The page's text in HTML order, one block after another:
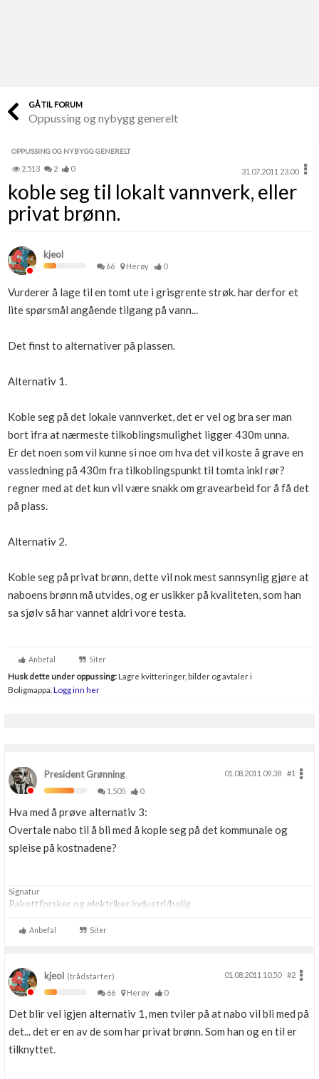
Finn håndverkere
Papirer som mangler
Skaff dokumentasjon som mangler
Se din bolig? Klikk her
Få mer ut av Boligmappa
GÅ TIL FORUM
Oppussing og nybygg generelt
OPPUSSING OG NYBYGG GENERELT
2,513 2 0 31.07.2011 23.00
koble seg til lokalt vannverk, eller
privat brønn.
kjeol
66 Herøy 0
Vurderer å lage til en tomt ute i grisgrente strøk. har derfor et
lite spørsmål angående tilgang på vann...
Det finst to alternativer på plassen.
Alternativ 1.
Koble seg på det lokale vannverket, det er vel og bra ser man
bort ifra at nærmeste tilkoblingsmulighet ligger 430m unna.
Er det noen som vil kunne si noe om hva det vil koste å grave en
vassledning på 430m fra tilkoblingspunkt til tomta inkl rør?
regner med at det kun vil være snakk om gravearbeid for å få det
på plass.
Alternativ 2.
Koble seg på privat brønn, dette vil nok mest sannsynlig gjøre at
naboens brønn må utvides, og er usikker på kvaliteten, som han
sa sjølv så har vannet aldri vore testa.
Anbefal Siter
Husk dette under oppussing:Lagre kvitteringer, bilder og avtaler i
Boligmappa. Logg inn her
President Grønning 01.08.2011 09.38
#1
1,505
0
Hva med å prøve alternativ 3:
Overtale nabo til å bli med å kople seg på det kommunale og
spleise på kostnadene?
Signatur
Rakettforsker og elektriker industri/bolig
Anbefal Siter
kjeol (trådstarter) 01.08.2011 10.50
#2
66
Herøy 0
Det blir vel igjen alternativ 1, men tviler på at nabo vil bli med på
det... det er en av de som har privat brønn. Som han og en til er
tilknyttet.